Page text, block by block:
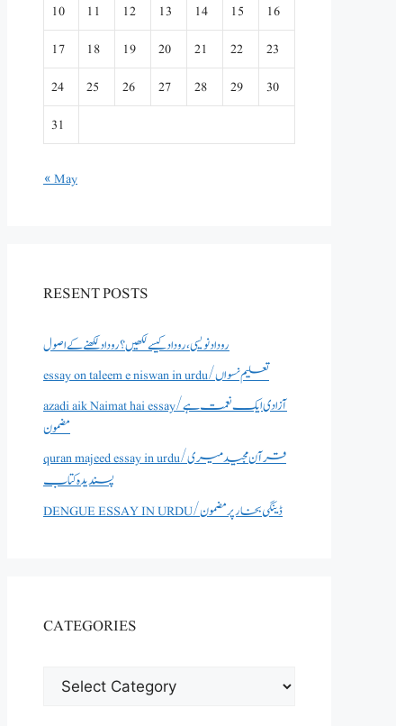
10
11 12 13 14 15
16
17
18 19 20 21 22
23
24
25 26 27 28 29
30
31
« May
RESENT POSTS
روداد نویسی ،روداد کیسے لکھیں؟ روداد لکھنے کے اصول
essay on taleem e niswan in urdu/تعلیم نسواں
azadi aik Naimat hai essay/آزادی ایک نعمت ہے
مضمون
quran majeed essay in urdu/قرآن مجید میری
پسندیدہ کتاب
DENGUE ESSAY IN URDU/ڈینگی بخار پر مضمون
CATEGORIES
CATEGORIES